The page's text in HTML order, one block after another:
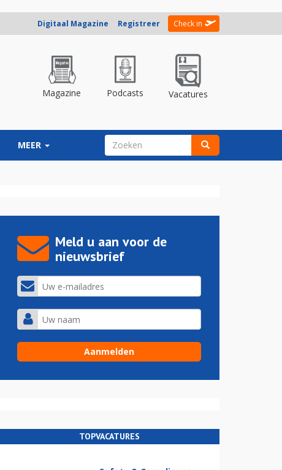
Digitaal Magazine Registreer Check in
Magazine Podcasts Vacatures
MEER ZOEKVELD
Meld u aan voor de
nieuwsbrief
TOPVACATURES